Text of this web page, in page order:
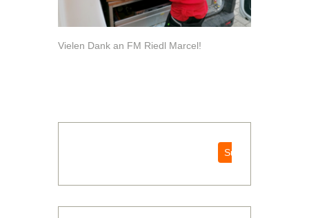
Vielen Dank an FM Riedl Marcel!
Suchen